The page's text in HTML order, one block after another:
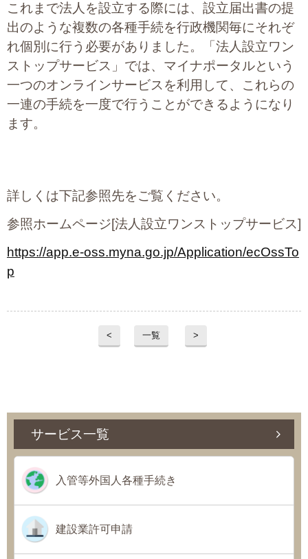
これまで法人を設立する際には、設立届出書の提
出のような複数の各種手続を行政機関毎にそれぞ
れ個別に行う必要がありました。「法人設立ワン
ストップサービス」では、マイナポータルという
一つのオンラインサービスを利用して、これらの
一連の手続を一度で行うことができるようになり
ます。
詳しくは下記参照先をご覧ください。
参照ホームページ[法人設立ワンストップサービス]
https://app.e-oss.myna.go.jp/Application/ecOssTo
p
< 一覧 >
サービス一覧
入管等外国人各種手続き
建設業許可申請